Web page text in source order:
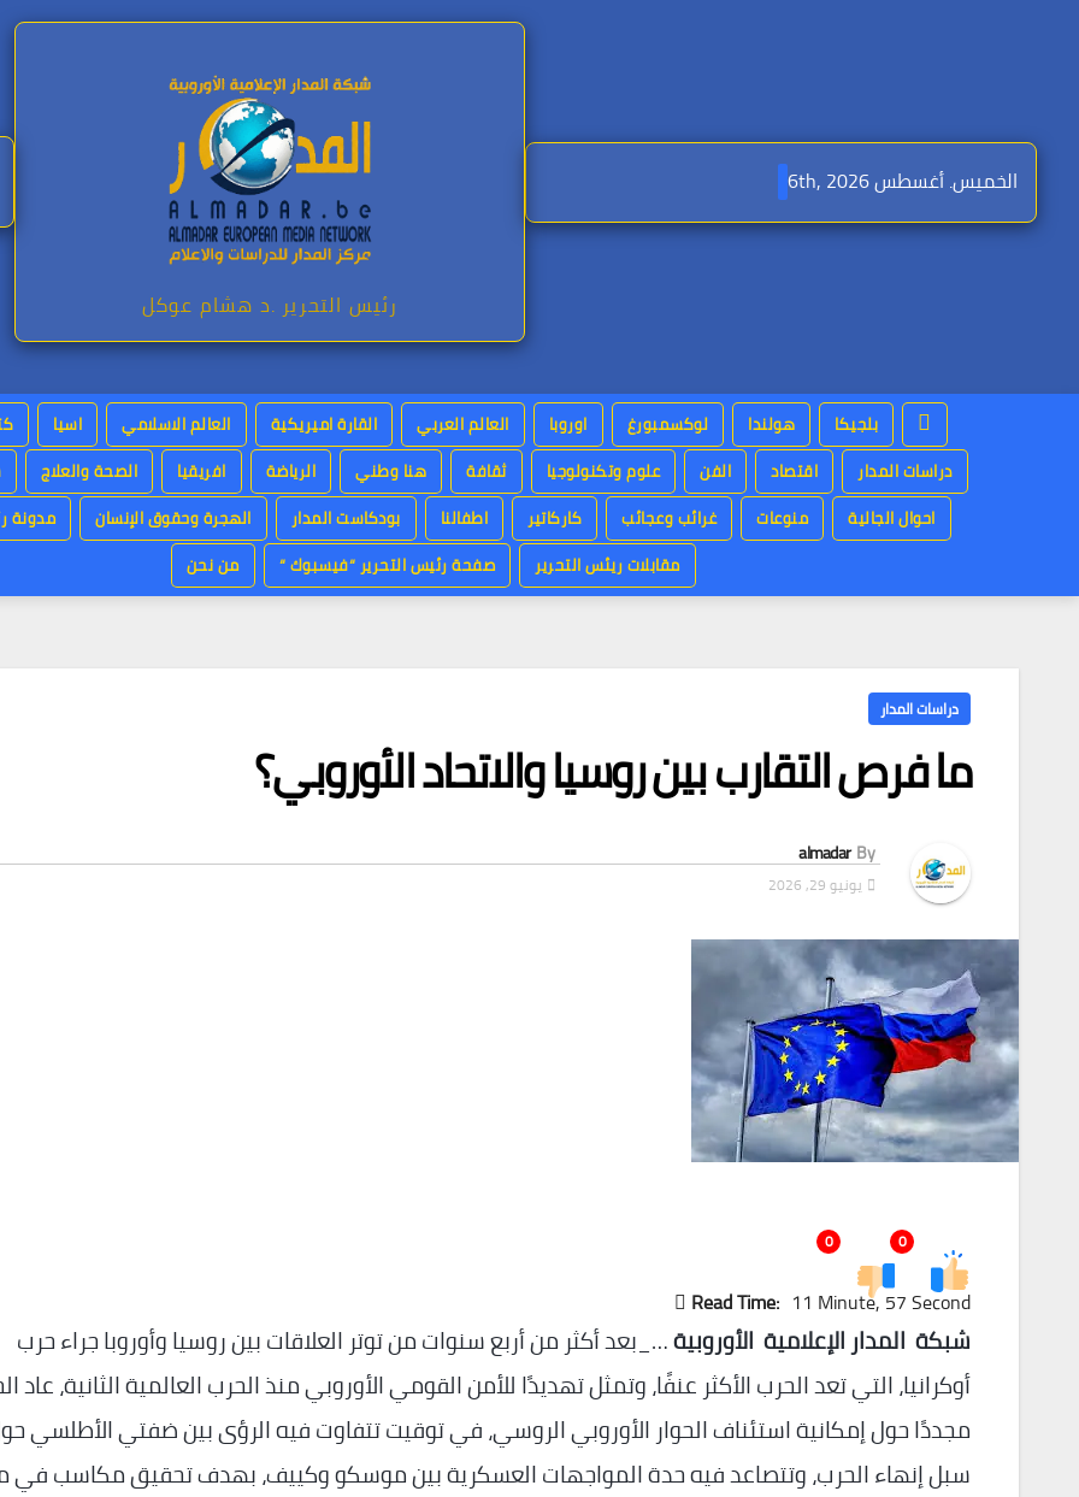
الخميس. أغسطس 6th, 2026
رئيس التحرير .د هشام عوكل
بلجيكا هولندا لوكسمبورغ اوروبا العالم العربي القارة اميريكية العالم الاسلامي اسيا
دراسات المدار
اقتصاد الفن علوم وتكنولوجيا ثقافة هنا وطني الرياضة افريقيا الصحة والعلاج
احوال الجالية
منوعات غرائب وعجائب كاركاتير اطفالنا بودكاست المدار الهجرة وحقوق الإنسان
مدونة
مقابلات ريئس التحرير
صفحة رئيس التحرير “فيسبوك “ من نحن
دراسات المدار
ما فرص التقارب بين روسيا والاتحاد الأوروبي؟
By
almadar
يونيو 29, 2026
0
0
Read Time: 11 Minute, 57 Second
شبكة المدار الإعلامية الأوروبية…_بعد أكثر من أربع سنوات من توتر العلاقات بين روسيا وأوروبا جراء حرب
أوكرانيا، التي تعد الحرب الأكثر عنفًا، وتمثل تهديدًا للأمن القومي الأوروبي منذ الحرب العالمية الثانية، عاد
مجددًا حول إمكانية استئناف الحوار الأوروبي الروسي، في توقيت تتفاوت فيه الرؤى بين ضفتي الأطلسي
سبل إنهاء الحرب، وتتصاعد فيه حدة المواجهات العسكرية بين موسكو وكييف، بهدف تحقيق مكاسب في